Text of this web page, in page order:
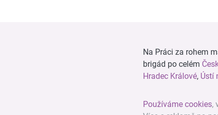
Na Práci za rohem
brigád po celém
Hradec Králové, Ústí
Používáme cookies,